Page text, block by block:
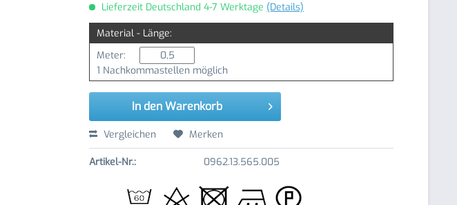
Lieferzeit Deutschland 4-7 Werktage (Details)
Material - Länge:
Meter:
1 Nachkommastellen möglich
In den Warenkorb
Vergleichen Merken
Artikel-Nr.: 0962.13.565.005